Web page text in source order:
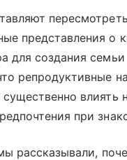
пересмотреть
представления о
для создания семьи
репродуктивные
влиять
при
рассказывали,